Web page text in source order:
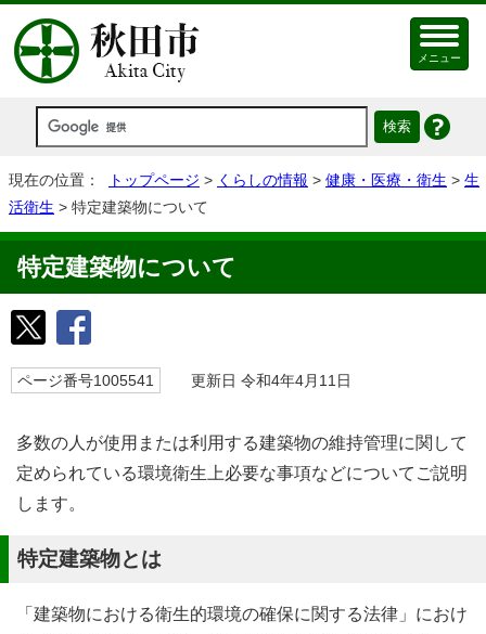
メニュー
現在の位置： トップページ > くらしの情報 > 健康・医療・衛生 > 生
活衛生 > 特定建築物について
特定建築物について
ページ番号1005541 更新日 令和4年4月11日
多数の人が使用または利用する建築物の維持管理に関して
定められている環境衛生上必要な事項などについてご説明
します。
特定建築物とは
「建築物における衛生的環境の確保に関する法律」におけ